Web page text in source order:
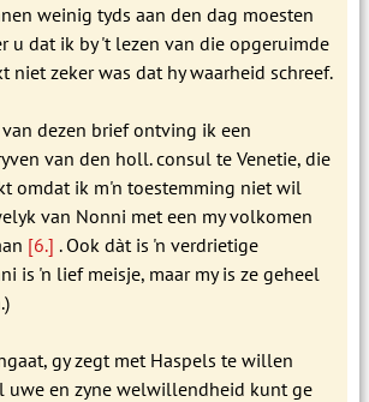
weinig tyds aan den dag moesten
u dat ik by 't lezen van die opgeruimde
niet zeker was dat hy waarheid schreef.
dezen brief ontving ik een
van den holl. consul te Venetie, die
omdat ik m'n toestemming niet wil
van Nonni met een my volkomen
[6.] . Ook dàt is 'n verdrietige
is 'n lief meisje, maar my is ze geheel
gy zegt met Haspels te willen
uwe en zyne welwillendheid kunt ge